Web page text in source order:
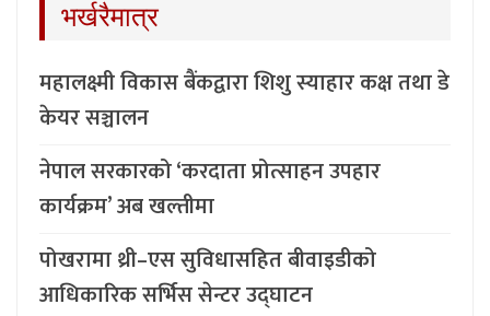
भर्खरैमात्र
महालक्ष्मी विकास बैंकद्वारा शिशु स्याहार कक्ष तथा डे
केयर सञ्चालन
नेपाल सरकारको ‘करदाता प्रोत्साहन उपहार
कार्यक्रम’ अब खल्तीमा
पोखरामा थ्री–एस सुविधासहित बीवाइडीको
आधिकारिक सर्भिस सेन्टर उद्घाटन